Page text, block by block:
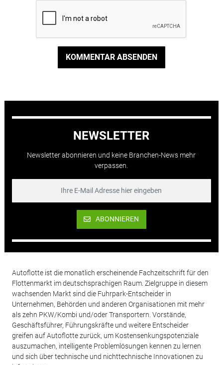
KOMMENTAR ABSENDEN
NEWSLETTER
Newsletter abonnieren und keine Branchen-News mehr
verpassen.
ABONNIEREN
Autoflotte ist die monatlich erscheinende Fachzeitschrift für den
Flottenmarkt im deutschsprachigen Raum. Zielgruppe in diesem
wachsenden Markt sind die Fuhrpark-Entscheider in
Unternehmen, Behörden und anderen Organisationen mit mehr
als zehn PKW/Kombi und/oder Transportern. Vorstände,
Geschäftsführer, Führungskräfte und weitere Entscheider
greifen auf Autoflotte zurück, um Kostensenkungspotenziale
auszumachen, intelligente Problemlösungen kennen zu lernen
und sich über technische und nichttechnische Innovationen zu